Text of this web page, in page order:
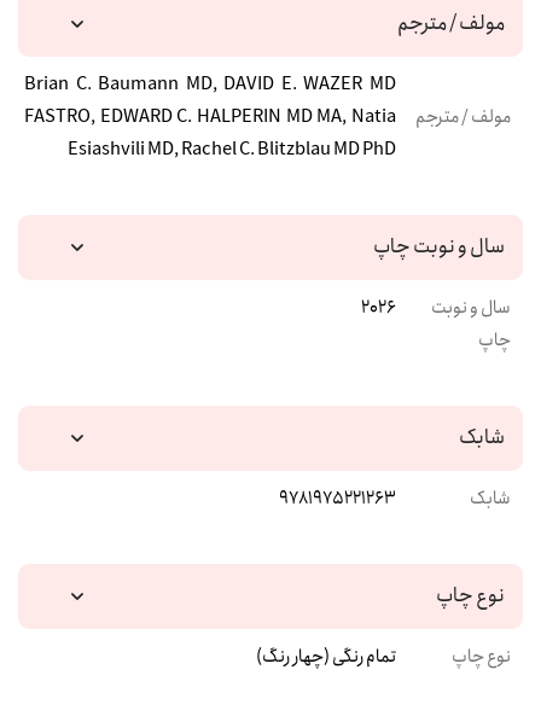
مولف / مترجم
مولف / مترجم
Brian C. Baumann MD, DAVID E. WAZER MD
FASTRO, EDWARD C. HALPERIN MD MA, Natia
Esiashvili MD, Rachel C. Blitzblau MD PhD
سال و نوبت چاپ
سال و نوبت
چاپ
2026
شابک
شابک 9781975221263
نوع چاپ
نوع چاپ تمام رنگی (چهار رنگ)